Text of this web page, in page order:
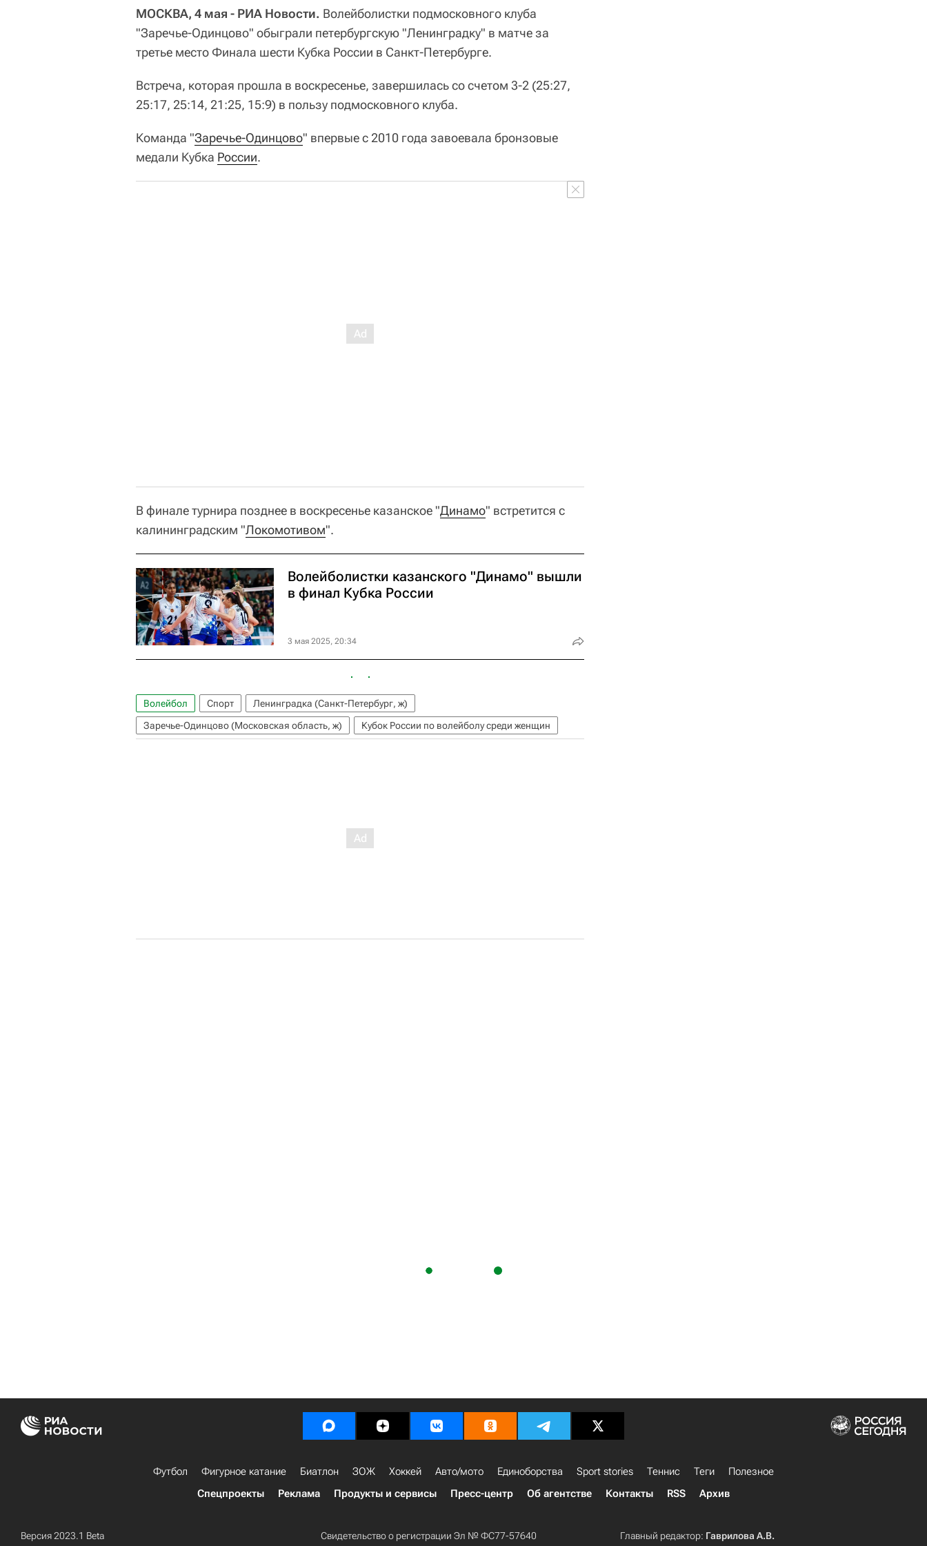
МОСКВА, 4 мая - РИА Новости. Волейболистки подмосковного клуба
"Заречье-Одинцово" обыграли петербургскую "Ленинградку" в матче за
третье место Финала шести Кубка России в Санкт-Петербурге.
Встреча, которая прошла в воскресенье, завершилась со счетом 3-2 (25:27,
25:17, 25:14, 21:25, 15:9) в пользу подмосковного клуба.
Команда "Заречье-Одинцово" впервые с 2010 года завоевала бронзовые
медали Кубка России.
В финале турнира позднее в воскресенье казанское "Динамо" встретится с
калининградским "Локомотивом".
Волейболистки казанского "Динамо" вышли
в финал Кубка России
3 мая 2025, 20:34
Волейбол Спорт
Ленинградка (Санкт-Петербург, ж)
Заречье-Одинцово (Московская область, ж)
Кубок России по волейболу среди женщин
Футбол Фигурное катание Биатлон ЗОЖ Хоккей Авто/мото Единоборства Sport stories Теннис Теги
Полезное
Спецпроекты
Реклама Продукты и сервисы Пресс-центр Об агентстве Контакты RSS Архив
Версия 2023.1 Beta
Свидетельство о регистрации Эл № ФС77-57640
Главный редактор: Гаврилова А.В.